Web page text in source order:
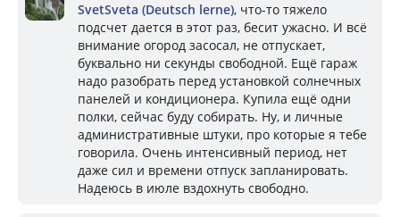
SvetSveta (Deutsch lerne), что-то тяжело
подсчет дается в этот раз, бесит ужасно. И всё
внимание огород засосал, не отпускает,
буквально ни секунды свободной. Ещё гараж
надо разобрать перед установкой солнечных
панелей и кондиционера. Купила ещё одни
полки, сейчас буду собирать. Ну, и личные
административные штуки, про которые я тебе
говорила. Очень интенсивный период, нет
даже сил и времени отпуск запланировать.
Надеюсь в июле вздохнуть свободно.